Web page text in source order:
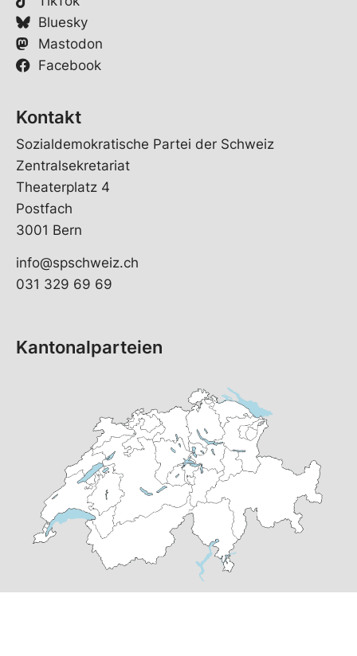
Bluesky
Mastodon
Facebook
Kontakt
Sozialdemokratische Partei der Schweiz
Zentralsekretariat
Theaterplatz 4
Postfach
3001 Bern
info@spschweiz.ch
031 329 69 69
Kantonalparteien